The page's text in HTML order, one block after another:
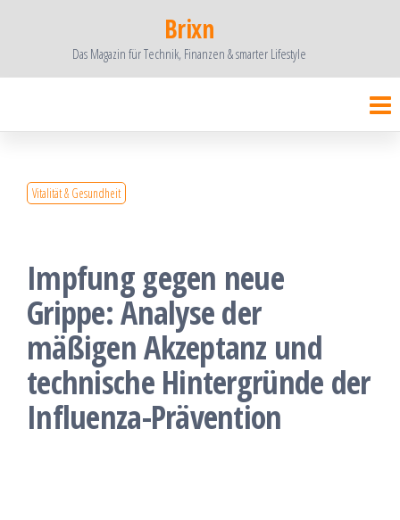
springen
Brixn
Das Magazin für Technik, Finanzen & smarter Lifestyle
Vitalität & Gesundheit
Impfung gegen neue
Grippe: Analyse der
mäßigen Akzeptanz und
technische Hintergründe der
Influenza-Prävention